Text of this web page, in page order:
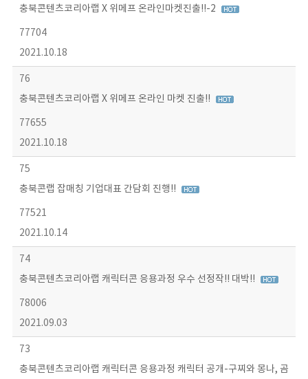
충북콘텐츠코리아랩 X 위메프 온라인마켓진출!!-2
77704
2021.10.18
76
충북콘텐츠코리아랩 X 위메프 온라인 마켓 진출!!
77655
2021.10.18
75
충북콘랩 잡매칭 기업대표 간담회 진행!!
77521
2021.10.14
74
충북콘텐츠코리아랩 캐릭터콘 응용과정 우수 선정작!! 대박!!
78006
2021.09.03
73
충북콘텐츠코리아랩 캐릭터콘 응용과정 캐릭터 공개-구찌와 몽나, 곰